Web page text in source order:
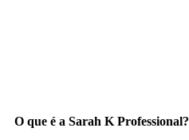
O que é a Sarah K Professional?